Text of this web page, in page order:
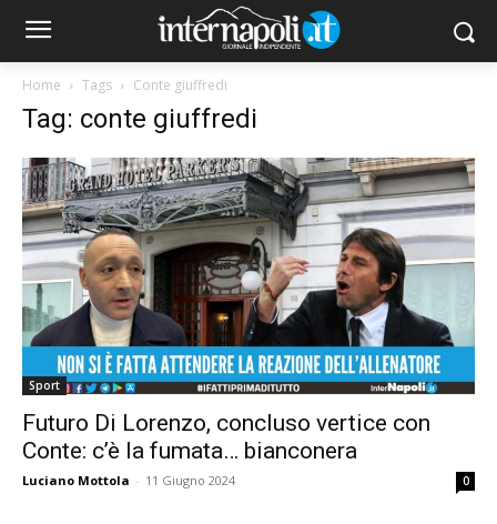
Home Tags Conte giuffredi
Tag: conte giuffredi
Sport
Futuro Di Lorenzo, concluso vertice con
Conte: c’è la fumata… bianconera
Luciano Mottola - 11 Giugno 2024 0